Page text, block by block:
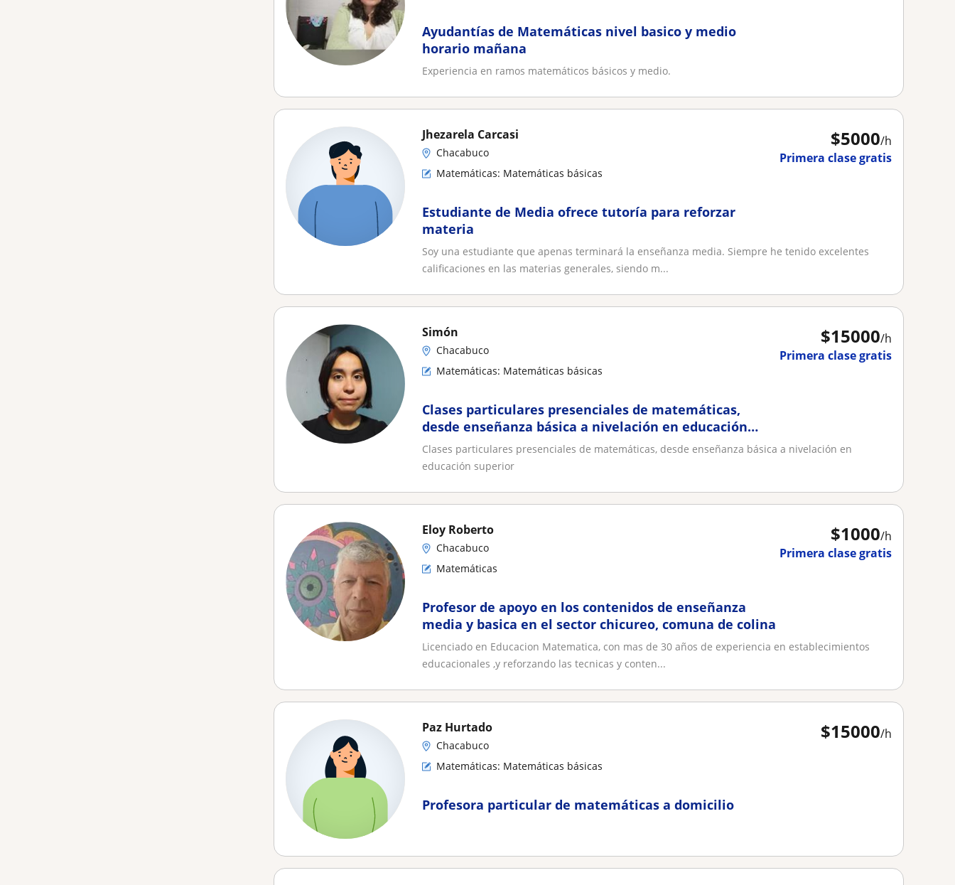
Ayudantías de Matemáticas nivel basico y medio
horario mañana
Experiencia en ramos matemáticos básicos y medio.
$5000/h
Primera clase gratis
Jhezarela Carcasi
Chacabuco
Matemáticas: Matemáticas básicas
Estudiante de Media ofrece tutoría para reforzar
materia
Soy una estudiante que apenas terminará la enseñanza media. Siempre he tenido excelentes
calificaciones en las materias generales, siendo m...
$15000/h
Primera clase gratis
Simón
Chacabuco
Matemáticas: Matemáticas básicas
Clases particulares presenciales de matemáticas,
desde enseñanza básica a nivelación en educación
superior
Clases particulares presenciales de matemáticas, desde enseñanza básica a nivelación en
educación superior
$1000/h
Primera clase gratis
Eloy Roberto
Chacabuco
Matemáticas
Profesor de apoyo en los contenidos de enseñanza
media y basica en el sector chicureo, comuna de colina
Licenciado en Educacion Matematica, con mas de 30 años de experiencia en establecimientos
educacionales ,y reforzando las tecnicas y conten...
$15000/h
Paz Hurtado
Chacabuco
Matemáticas: Matemáticas básicas
Profesora particular de matemáticas a domicilio